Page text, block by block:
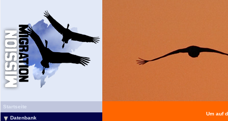
Startseite
Datenbank
Um auf